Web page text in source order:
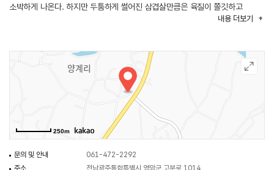
소박하게 나온다. 하지만 두툼하게 썰어진 삼겹살만큼은 육질이 쫄깃하고
풍미가 좋아, 그 어떤 반찬도 필요하지 않을 만큼 맛있다. 삼겹살에 새우젓과
내용 더보기
250m
문의 및 안내
061-472-2292
주소
전남광주통합특별시 영암군 고분로 1014